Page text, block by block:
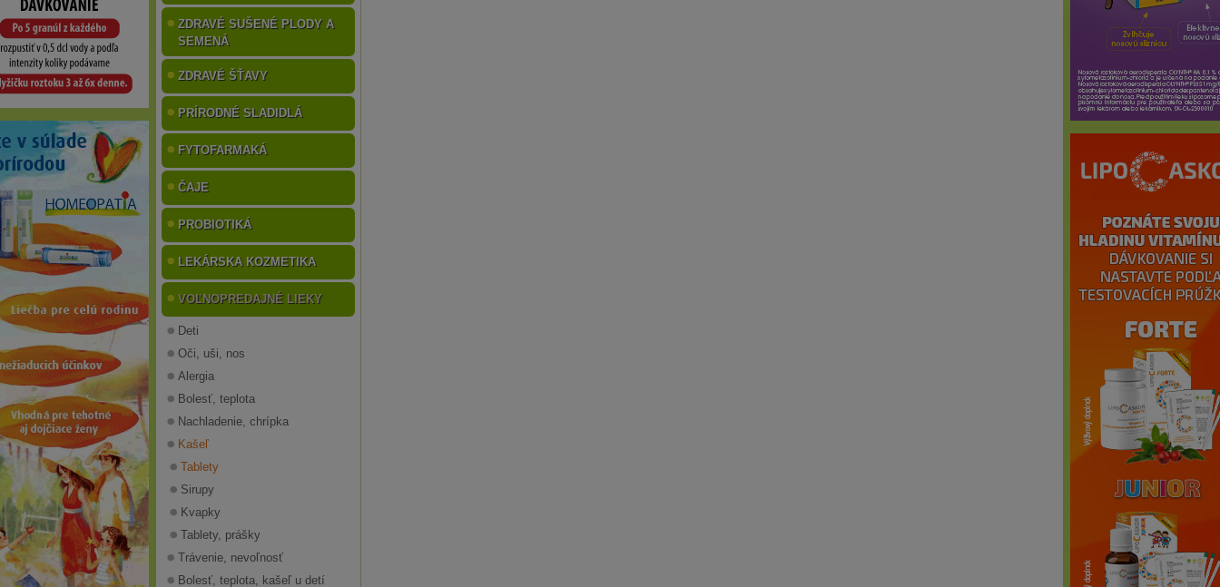
ZDRAVÉ SUŠENÉ PLODY A
SEMENÁ
ZDRAVÉ ŠŤAVY
PRÍRODNÉ SLADIDLÁ
FYTOFARMAKÁ
ČAJE
PROBIOTIKÁ
LEKÁRSKA KOZMETIKA
VOĽNOPREDAJNÉ LIEKY
Deti
Oči, uši, nos
Alergia
Bolesť, teplota
Nachladenie, chrípka
Kašeľ
Tablety
Sirupy
Kvapky
Tablety, prášky
Trávenie, nevoľnosť
Bolesť, teplota, kašeľ u detí